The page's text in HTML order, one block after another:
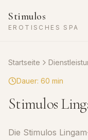
Stimulos
EROTISCHES SPA
Startseite
Dauer: 60 min
Stimulos
Die Stimulos